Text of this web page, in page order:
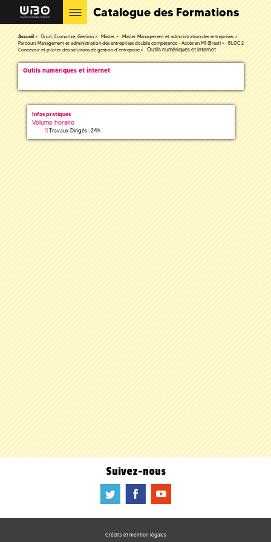
Catalogue des Formations
Accueil Droit, Economie, Gestion Master
Master Management et administration des entreprises
Parcours Management et administration des entreprises double compétence - Accès en M1 (Brest)
BLOC 2
Concevoir et piloter des solutions de gestion d'entreprise
Outils numériques et internet
Outils numériques et internet
Infos pratiques
Volume horaire
Travaux Dirigés : 24h
Suivez-nous
a b f
Crédits et mention légales